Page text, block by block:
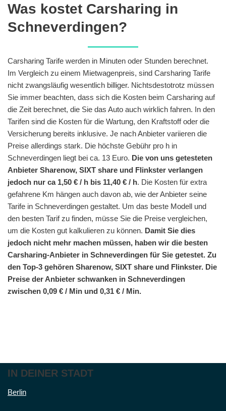
Was kostet Carsharing in
Schneverdingen?
Carsharing Tarife werden in Minuten oder Stunden berechnet.
Im Vergleich zu einem Mietwagenpreis, sind Carsharing Tarife
nicht zwangsläufig wesentlich billiger. Nichtsdestotrotz müssen
Sie immer beachten, dass sich die Kosten beim Carsharing auf
die Zeit berechnet, die Sie das Auto auch wirklich fahren. In den
Tarifen sind die Kosten für die Wartung, den Kraftstoff oder die
Versicherung bereits inklusive. Je nach Anbieter variieren die
Preise allerdings stark. Die höchste Gebühr pro h in
Schneverdingen liegt bei ca. 13 Euro. Die von uns getesteten
Anbieter Sharenow, SIXT share und Flinkster verlangen
jedoch nur ca 1,50 € / h bis 11,40 € / h. Die Kosten für extra
gefahrene Km hängen auch davon ab, wie der Anbieter seine
Tarife in Schneverdingen gestaltet. Um das beste Modell und
den besten Tarif zu finden, müsse Sie die Preise vergleichen,
um die Kosten gut kalkulieren zu können. Damit Sie dies
jedoch nicht mehr machen müssen, haben wir die besten
Carsharing-Anbieter in Schneverdingen für Sie getestet. Zu
den Top-3 gehören Sharenow, SIXT share und Flinkster. Die
Preise der Anbieter schwanken in Schneverdingen
zwischen 0,09 € / Min und 0,31 € / Min.
IN DEINER STADT
Berlin